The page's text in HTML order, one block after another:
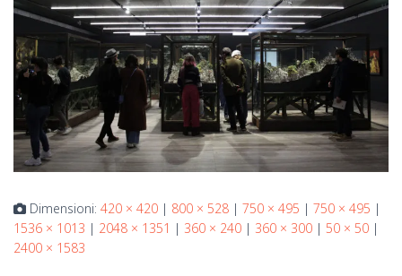
Dimensioni: 420 × 420 | 800 × 528 | 750 × 495 | 750 × 495 |
1536 × 1013 | 2048 × 1351 | 360 × 240 | 360 × 300 | 50 × 50 |
2400 × 1583